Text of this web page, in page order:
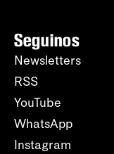
Seguinos
Newsletters
RSS
YouTube
WhatsApp
Instagram